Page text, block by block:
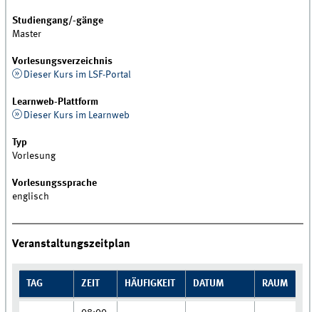
Studiengang/-gänge
Master
Vorlesungsverzeichnis
Dieser Kurs im LSF-Portal
Learnweb-Plattform
Dieser Kurs im Learnweb
Typ
Vorlesung
Vorlesungssprache
englisch
Veranstaltungszeitplan
TAG ZEIT HÄUFIGKEIT DATUM RAUM